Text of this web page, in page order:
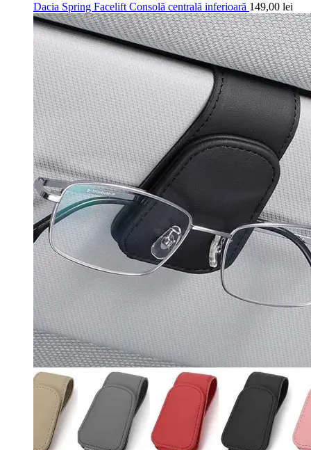
Dacia Spring Facelift Consolă centrală inferioară 149,00 lei